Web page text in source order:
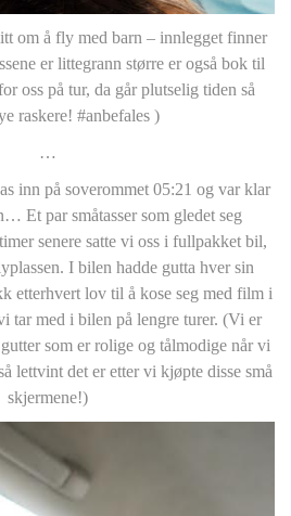
om å fly med barn – innlegget finner
er littegrann større er også bok til
oss på tur, da går plutselig tiden så
raskere! #anbefales )
…
inn på soverommet 05:21 og var klar
Et par småtasser som gledet seg
senere satte vi oss i fullpakket bil,
I bilen hadde gutta hver sin
etterhvert lov til å kose seg med film i
tar med i bilen på lengre turer. (Vi er
som er rolige og tålmodige når vi
lettvint det er etter vi kjøpte disse små
skjermene!)